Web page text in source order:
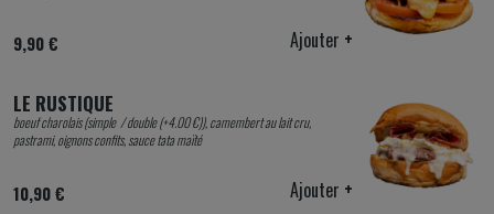
9,90 € Ajouter +
LE RUSTIQUE
boeuf charolais (simple / double (+4.00 €)), camembert au lait cru,
pastrami, oignons confits, sauce tata maïté
10,90 € Ajouter +